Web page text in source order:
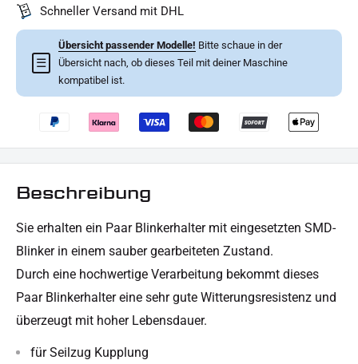
Schneller Versand mit DHL
☰
Übersicht passender Modelle! Bitte schaue in der
Übersicht nach, ob dieses Teil mit deiner Maschine
kompatibel ist.
Beschreibung
Sie erhalten ein Paar Blinkerhalter mit eingesetzten SMD-
Blinker in einem sauber gearbeiteten Zustand.
Durch eine hochwertige Verarbeitung bekommt dieses
Paar Blinkerhalter eine sehr gute Witterungsresistenz und
überzeugt mit hoher Lebensdauer.
für Seilzug Kupplung